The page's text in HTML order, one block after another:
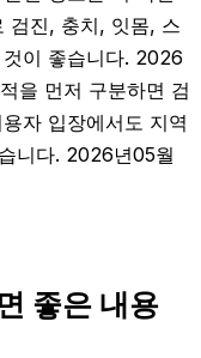
검진, 충치, 잇몸, 스
이 좋습니다. 2026
을 먼저 구분하면 검
자 입장에서도 지역
니다. 2026년05월
좋은 내용